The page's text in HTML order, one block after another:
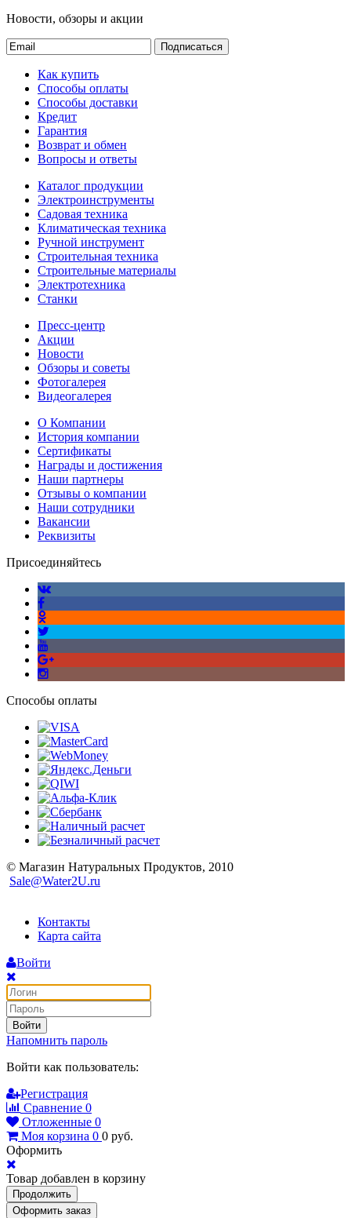
Новости, обзоры и акции
Подписаться
Как купить
Способы оплаты
Способы доставки
Кредит
Гарантия
Возврат и обмен
Вопросы и ответы
Каталог продукции
Электроинструменты
Садовая техника
Климатическая техника
Ручной инструмент
Строительная техника
Строительные материалы
Электротехника
Станки
Пресс-центр
Акции
Новости
Обзоры и советы
Фотогалерея
Видеогалерея
О Компании
История компании
Сертификаты
Награды и достижения
Наши партнеры
Отзывы о компании
Наши сотрудники
Вакансии
Реквизиты
Присоединяйтесь
Способы оплаты
© Магазин Натуральных Продуктов, 2010
Sale@Water2U.ru
Контакты
Карта сайта
Войти
Войти
Напомнить пароль
Войти как пользователь:
Регистрация
Сравнение 0
Отложенные 0
Моя корзина 0 0 руб.
Оформить
Товар добавлен в корзину
Продолжить
Оформить заказ